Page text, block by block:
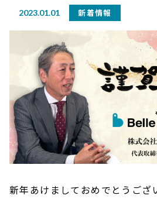
2023.01.01 新着情報
新年あけましておめでとうござ